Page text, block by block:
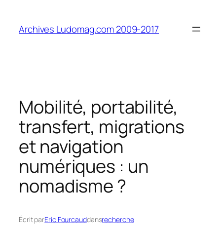
contenu
Archives Ludomag.com 2009-2017
Mobilité, portabilité,
transfert, migrations
et navigation
numériques : un
nomadisme ?
Écrit parEric Fourcauddansrecherche